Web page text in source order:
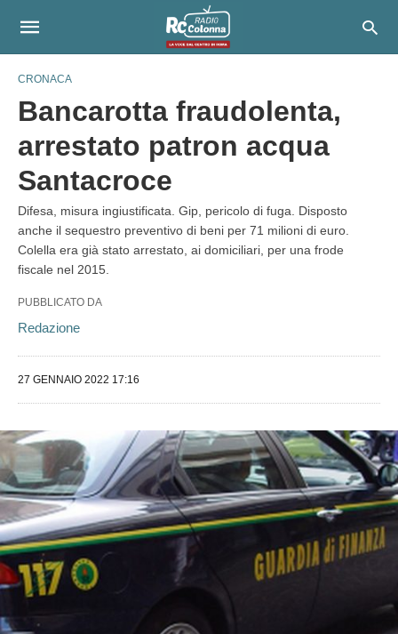
CRONACA
Bancarotta fraudolenta,
arrestato patron acqua
Santacroce
Difesa, misura ingiustificata. Gip, pericolo di fuga. Disposto
anche il sequestro preventivo di beni per 71 milioni di euro.
Colella era già stato arrestato, ai domiciliari, per una frode
fiscale nel 2015.
PUBBLICATO DA
Redazione
27 GENNAIO 2022 17:16